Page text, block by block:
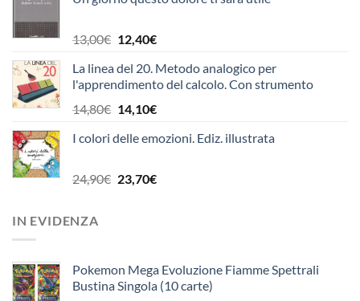
10,90€.10,40€.
13,00€ Il
originale
era:
13,00€.
12,40€Il
attuale
è:
12,40€.
La linea del 20. Metodo analogico per
l'apprendimento del calcolo. Con strumento
14,80€ Il
originale
14,80€.
14,10€Il
attuale
14,10€.
I colori delle emozioni. Ediz. illustrata
24,90€ Il
23,70€Il
IN EVIDENZA
Pokemon Mega Evoluzione Fiamme Spettrali
Bustina Singola (10 carte)